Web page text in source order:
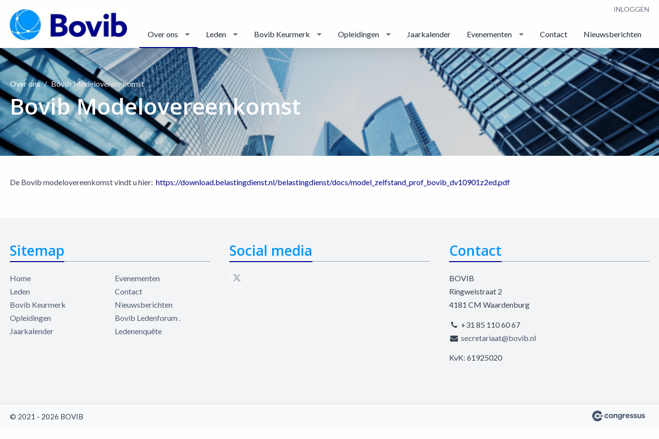
INLOGGEN
Over ons Leden Bovib Keurmerk Opleidingen Jaarkalender Evenementen Contact Nieuwsberichten
Over ons Bovib Modelovereenkomst
Bovib Modelovereenkomst
De Bovib modelovereenkomst vindt u hier: https://download.belastingdienst.nl/belastingdienst/docs/model_zelfstand_prof_bovib_dv10901z2ed.pdf
Sitemap
Home
Leden
Bovib Keurmerk
Opleidingen
Jaarkalender
Evenementen
Contact
Nieuwsberichten
Bovib Ledenforum .
Ledenenquête
Social media Contact
BOVIB
Ringweistraat 2
4181 CM Waardenburg
+31 85 110 60 67
secretariaat@bovib.nl
KvK: 61925020
© 2021 - 2026 BOVIB